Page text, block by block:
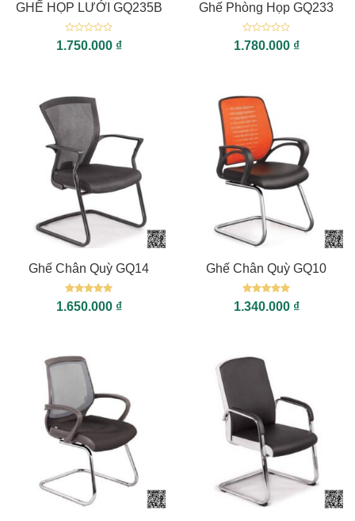
GHẾ HỌP LƯỚI GQ235B
Được
xếp
1.750.000 ₫
Ghế Phòng Họp GQ233
Được
xếp
1.780.000 ₫
Ghế Chân Quỳ GQ14
Được xếp
hạng55
1.650.000 ₫
Ghế Chân Quỳ GQ10
Được xếp
hạng55
1.340.000 ₫